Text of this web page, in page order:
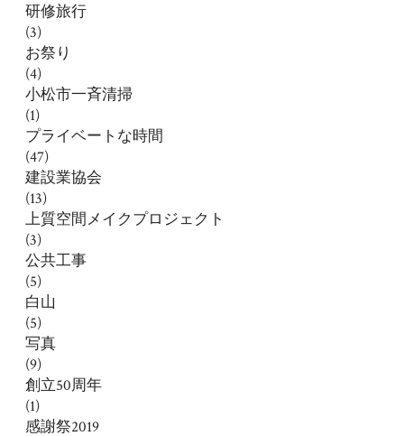
研修旅行
(3)
お祭り
(4)
小松市一斉清掃
(1)
プライベートな時間
(47)
建設業協会
(13)
上質空間メイクプロジェクト
(3)
公共工事
(5)
白山
(5)
写真
(9)
創立50周年
(1)
感謝祭2019